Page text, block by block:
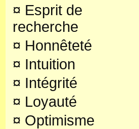
¤ Esprit de
recherche
¤ Honnêteté
¤ Intuition
¤ Intégrité
¤ Loyauté
¤ Optimisme